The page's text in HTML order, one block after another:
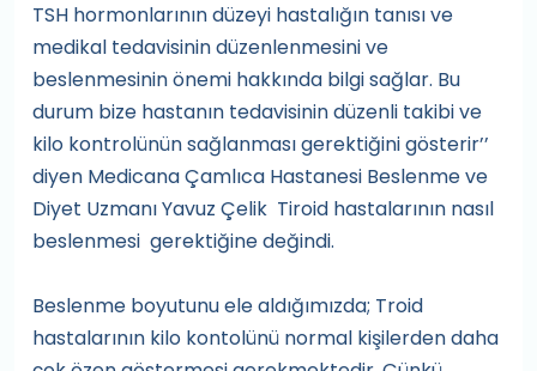
TSH hormonlarının düzeyi hastalığın tanısı ve
medikal tedavisinin düzenlenmesini ve
beslenmesinin önemi hakkında bilgi sağlar. Bu
durum bize hastanın tedavisinin düzenli takibi ve
kilo kontrolünün sağlanması gerektiğini gösterir’’
diyen Medicana Çamlıca Hastanesi Beslenme ve
Diyet Uzmanı Yavuz Çelik Tiroid hastalarının nasıl
beslenmesi gerektiğine değindi.
Beslenme boyutunu ele aldığımızda; Troid
hastalarının kilo kontolünü normal kişilerden daha